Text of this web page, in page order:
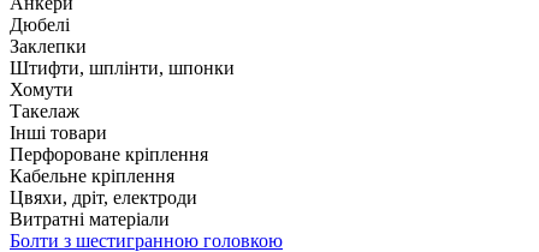
Дюбелі
Заклепки
Штифти, шплінти, шпонки
Хомути
Такелаж
Інші товари
Перфороване кріплення
Кабельне кріплення
Цвяхи, дріт, електроди
Витратні матеріали
Болти з шестигранною головкою